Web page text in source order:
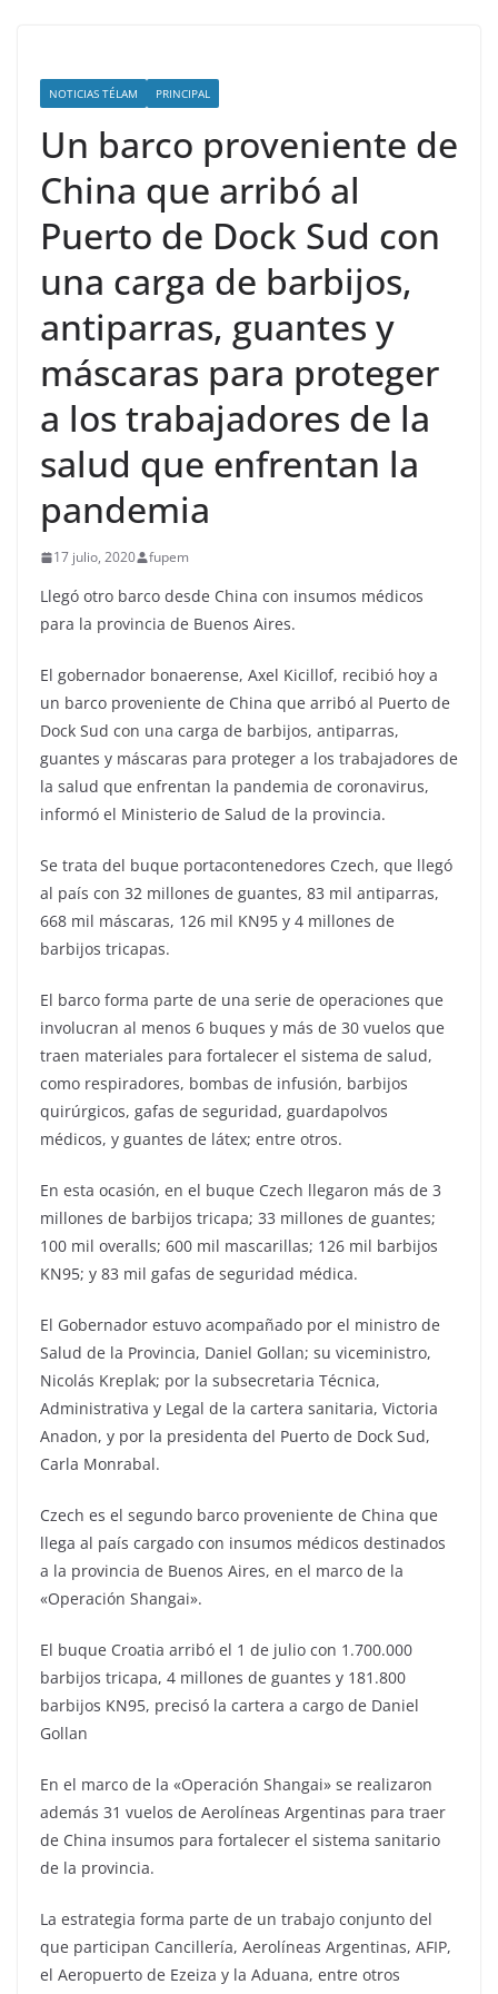
NOTICIAS TÉLAM PRINCIPAL
Un barco proveniente de
China que arribó al
Puerto de Dock Sud con
una carga de barbijos,
antiparras, guantes y
máscaras para proteger
a los trabajadores de la
salud que enfrentan la
pandemia
17 julio, 2020 fupem
Llegó otro barco desde China con insumos médicos
para la provincia de Buenos Aires.
El gobernador bonaerense, Axel Kicillof, recibió hoy a
un barco proveniente de China que arribó al Puerto de
Dock Sud con una carga de barbijos, antiparras,
guantes y máscaras para proteger a los trabajadores de
la salud que enfrentan la pandemia de coronavirus,
informó el Ministerio de Salud de la provincia.
Se trata del buque portacontenedores Czech, que llegó
al país con 32 millones de guantes, 83 mil antiparras,
668 mil máscaras, 126 mil KN95 y 4 millones de
barbijos tricapas.
El barco forma parte de una serie de operaciones que
involucran al menos 6 buques y más de 30 vuelos que
traen materiales para fortalecer el sistema de salud,
como respiradores, bombas de infusión, barbijos
quirúrgicos, gafas de seguridad, guardapolvos
médicos, y guantes de látex; entre otros.
En esta ocasión, en el buque Czech llegaron más de 3
millones de barbijos tricapa; 33 millones de guantes;
100 mil overalls; 600 mil mascarillas; 126 mil barbijos
KN95; y 83 mil gafas de seguridad médica.
El Gobernador estuvo acompañado por el ministro de
Salud de la Provincia, Daniel Gollan; su viceministro,
Nicolás Kreplak; por la subsecretaria Técnica,
Administrativa y Legal de la cartera sanitaria, Victoria
Anadon, y por la presidenta del Puerto de Dock Sud,
Carla Monrabal.
Czech es el segundo barco proveniente de China que
llega al país cargado con insumos médicos destinados
a la provincia de Buenos Aires, en el marco de la
«Operación Shangai».
El buque Croatia arribó el 1 de julio con 1.700.000
barbijos tricapa, 4 millones de guantes y 181.800
barbijos KN95, precisó la cartera a cargo de Daniel
Gollan
En el marco de la «Operación Shangai» se realizaron
además 31 vuelos de Aerolíneas Argentinas para traer
de China insumos para fortalecer el sistema sanitario
de la provincia.
La estrategia forma parte de un trabajo conjunto del
que participan Cancillería, Aerolíneas Argentinas, AFIP,
el Aeropuerto de Ezeiza y la Aduana, entre otros